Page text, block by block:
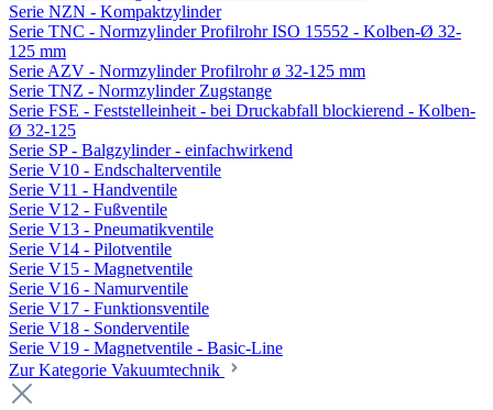
Serie NZN - Kompaktzylinder
Serie TNC - Normzylinder Profilrohr ISO 15552 - Kolben-Ø 32-
125 mm
Serie AZV - Normzylinder Profilrohr ø 32-125 mm
Serie TNZ - Normzylinder Zugstange
Serie FSE - Feststelleinheit - bei Druckabfall blockierend - Kolben-
Ø 32-125
Serie SP - Balgzylinder - einfachwirkend
Serie V10 - Endschalterventile
Serie V11 - Handventile
Serie V12 - Fußventile
Serie V13 - Pneumatikventile
Serie V14 - Pilotventile
Serie V15 - Magnetventile
Serie V16 - Namurventile
Serie V17 - Funktionsventile
Serie V18 - Sonderventile
Serie V19 - Magnetventile - Basic-Line
Zur Kategorie Vakuumtechnik